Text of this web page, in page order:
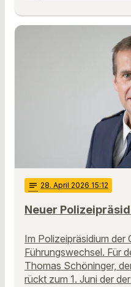
notes 28. April 2026 15:12
Neuer
Im Polizeipräsidium der
Führungswechsel. Für
Thomas Schöninger,
rückt zum 1. Juni der